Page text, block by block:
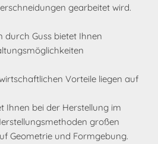
gearbeitet wird.
durch Guss bietet Ihnen
Vorteile liegen auf
Ihnen bei der Herstellung im
großen
Geometrie und Formgebung.